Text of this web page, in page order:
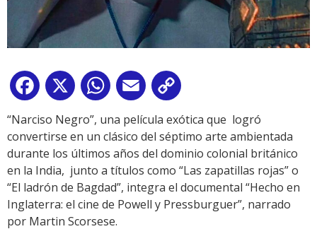
Facebook
X WhatsApp
Email
Link
“Narciso Negro”, una película exótica que logró
convertirse en un clásico del séptimo arte ambientada
durante los últimos años del dominio colonial británico
en la India, junto a títulos como “Las zapatillas rojas” o
“El ladrón de Bagdad”, integra el documental “Hecho en
Inglaterra: el cine de Powell y Pressburguer”, narrado
por Martin Scorsese.